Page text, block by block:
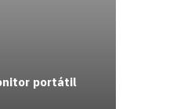
portátil